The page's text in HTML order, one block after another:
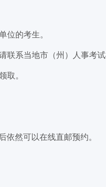
的考生。
系当地市（州）人事考试
。
然可以在线直邮预约。